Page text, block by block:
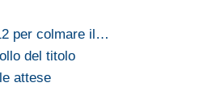
per colmare il…
del titolo
attese